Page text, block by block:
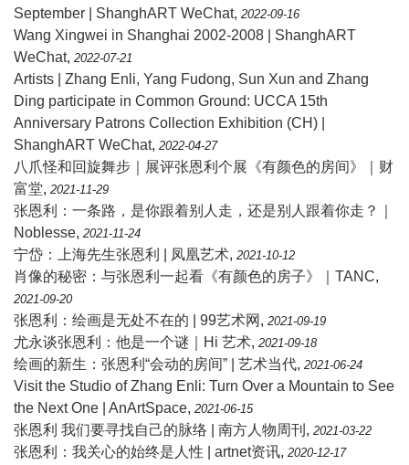
September | ShanghART WeChat, 2022-09-16
Wang Xingwei in Shanghai 2002-2008 | ShanghART
WeChat, 2022-07-21
Artists | Zhang Enli, Yang Fudong, Sun Xun and Zhang
Ding participate in Common Ground: UCCA 15th
Anniversary Patrons Collection Exhibition (CH) |
ShanghART WeChat, 2022-04-27
八爪怪和回旋舞步｜展评张恩利个展《有颜色的房间》｜财
富堂, 2021-11-29
张恩利：一条路，是你跟着别人走，还是别人跟着你走？｜
Noblesse, 2021-11-24
宁岱：上海先生张恩利 | 凤凰艺术, 2021-10-12
肖像的秘密：与张恩利一起看《有颜色的房子》｜TANC,
2021-09-20
张恩利：绘画是无处不在的 | 99艺术网 , 2021-09-19
尤永谈张恩利：他是一个谜｜Hi 艺术, 2021-09-18
绘画的新生：张恩利“会动的房间” | 艺术当代, 2021-06-24
Visit the Studio of Zhang Enli: Turn Over a Mountain to See
the Next One | AnArtSpace, 2021-06-15
张恩利 我们要寻找自己的脉络 | 南方人物周刊 , 2021-03-22
张恩利：我关心的始终是人性 | artnet资讯, 2020-12-17